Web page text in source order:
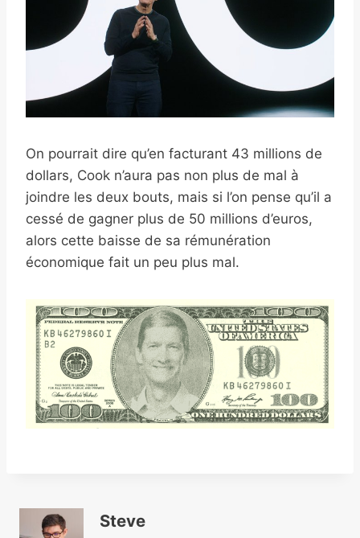
On pourrait dire qu’en facturant 43 millions de
dollars, Cook n’aura pas non plus de mal à
joindre les deux bouts, mais si l’on pense qu’il a
cessé de gagner plus de 50 millions d’euros,
alors cette baisse de sa rémunération
économique fait un peu plus mal.
Steve